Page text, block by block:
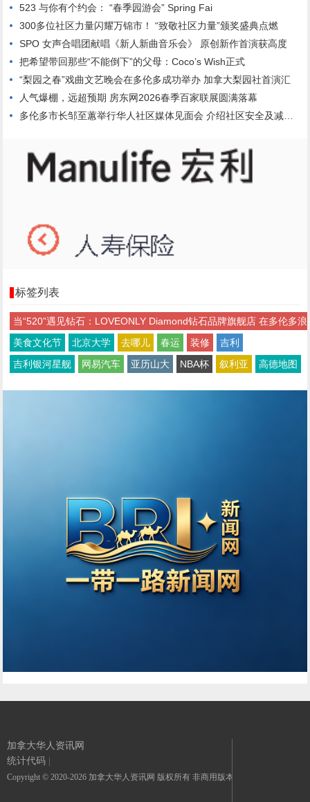
523 与你有个约会： “春季园游会” Spring Fai
300多位社区力量闪耀万锦市！ “致敬社区力量”颁奖盛典点燃
SPO 女声合唱团献唱《新人新曲音乐会》 原创新作首演获高度
把希望带回那些“不能倒下”的父母：Coco’s Wish正式
“梨园之春”戏曲文艺晚会在多伦多成功举办 加拿大梨园社首演汇
人气爆棚，远超预期 房东网2026春季百家联展圆满落幕
多伦多市长邹至蕙举行华人社区媒体见面会 介绍社区安全及减轻市
标签列表
当“520”遇见钻石：LOVEONLY Diamond钻石品牌旗舰店 在多伦多
美食文化节
北京大学 去哪儿 春运 装修
吉利
吉利银河星舰
网易汽车 亚历山大 NBA杯 叙利亚 高德地图
加拿大华人资讯网
统计代码
Copyright © 2020-2026 加拿大华人资讯网 版权所有 非商用版本